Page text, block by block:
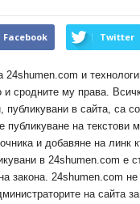
Facebook Twitter
и
и сродните му права.
публикувани в сайта, са
публикуване на
и добавяне на
в 24shumen.com е
закона. 24shumen.com
на сайта